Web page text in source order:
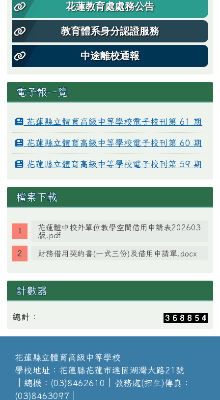
花蓮教育處處務公告
教育體系身分認證服務
中途離校通報
電子報一覽
花蓮縣立體育高級中等學校電子校刊第 61 期
花蓮縣立體育高級中等學校電子校刊第 60 期
花蓮縣立體育高級中等學校電子校刊第 59 期
檔案下載
花蓮體中校外單位教學空間借用申請表202603
版.pdf
財務借用契約書(一式三份)及借用申請單.docx
計數器
總計：
花蓮縣立體育高級中等學校
學校地址：花蓮縣花蓮市達固湖灣大路21號
│總機：(03)8462610│教務處(招生)傳真：
(03)8463097│